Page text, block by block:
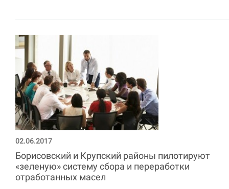
02.06.2017
Борисовский и Крупский районы пилотируют
«зеленую» систему сбора и переработки
отработанных масел